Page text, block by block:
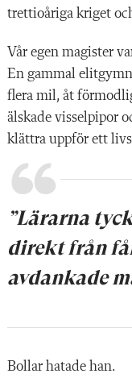
trettioåriga kriget
Vår egen magister
En gammal
flera mil, åt
älskade visselpipor
klättra uppför ett
”Lärarna
direkt från
avdankade
Bollar hatade han.